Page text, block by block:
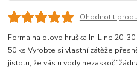
Ohodnotit
Forma na olovo hruška In-Line 20,
50 ks Vyrobte si vlastní zátěže
jistotu, že vás u vody nezaskočí